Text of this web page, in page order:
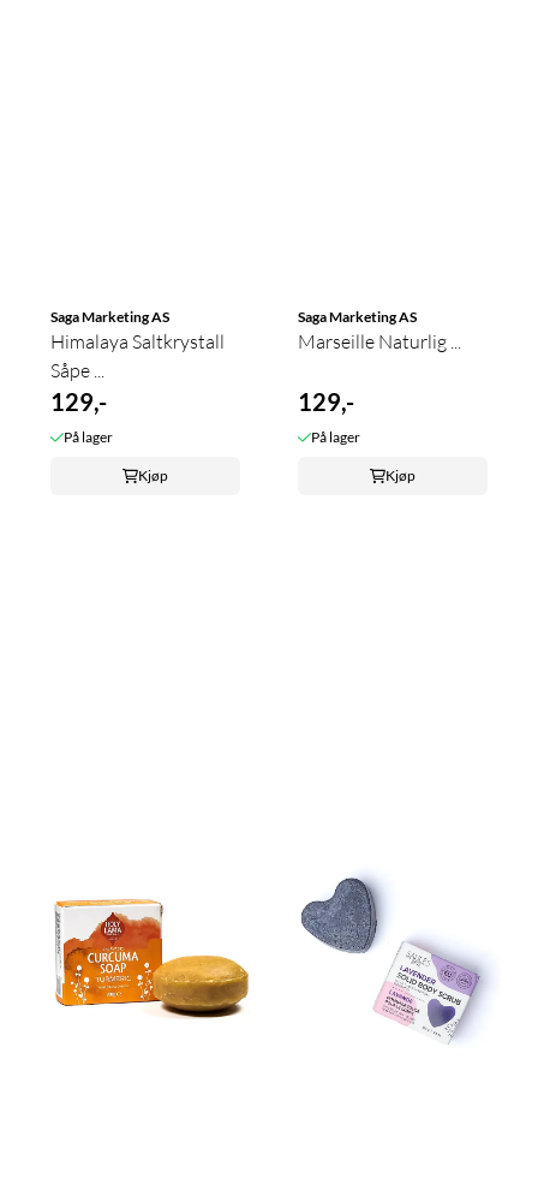
Saga Marketing AS
Himalaya Saltkrystall
Såpe ...
129,-
På lager
Kjøp
Saga Marketing AS
129,-
På lager
Kjøp